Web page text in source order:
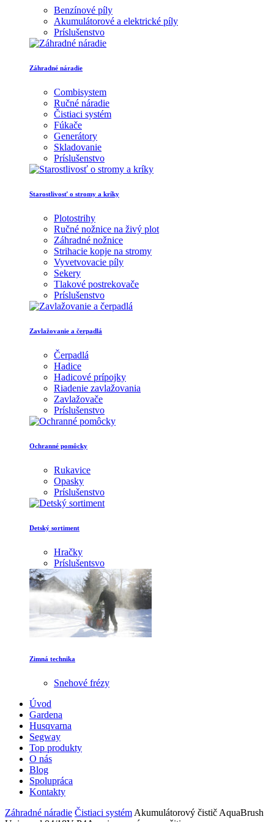
Benzínové píly
Akumulátorové a elektrické píly
Príslušenstvo
Záhradné náradie
Combisystem
Ručné náradie
Čistiaci systém
Fúkače
Generátory
Skladovanie
Príslušenstvo
Starostlivosť o stromy a kríky
Plotostrihy
Ručné nožnice na živý plot
Záhradné nožnice
Strihacie kopje na stromy
Vyvetvovacie píly
Sekery
Tlakové postrekovače
Príslušenstvo
Zavlažovanie a čerpadlá
Čerpadlá
Hadice
Hadicové prípojky
Riadenie zavlažovania
Zavlažovače
Príslušenstvo
Ochranné pomôcky
Rukavice
Opasky
Príslušenstvo
Detský sortiment
Hračky
Príslušentsvo
Zimná technika
Snehové frézy
Úvod
Gardena
Husqvarna
Segway
Top produkty
O nás
Blog
Spolupráca
Kontakty
Záhradné náradie Čistiaci systém Akumulátorový čistič AquaBrush